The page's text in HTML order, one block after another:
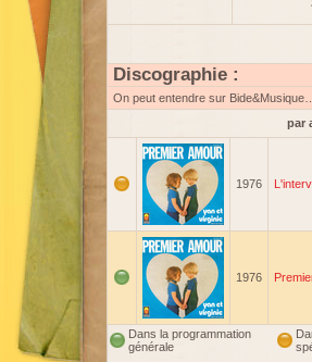
Discographie :
On peut entendre sur Bide&Musique…
par
1976
1976
Dans la programmation
générale